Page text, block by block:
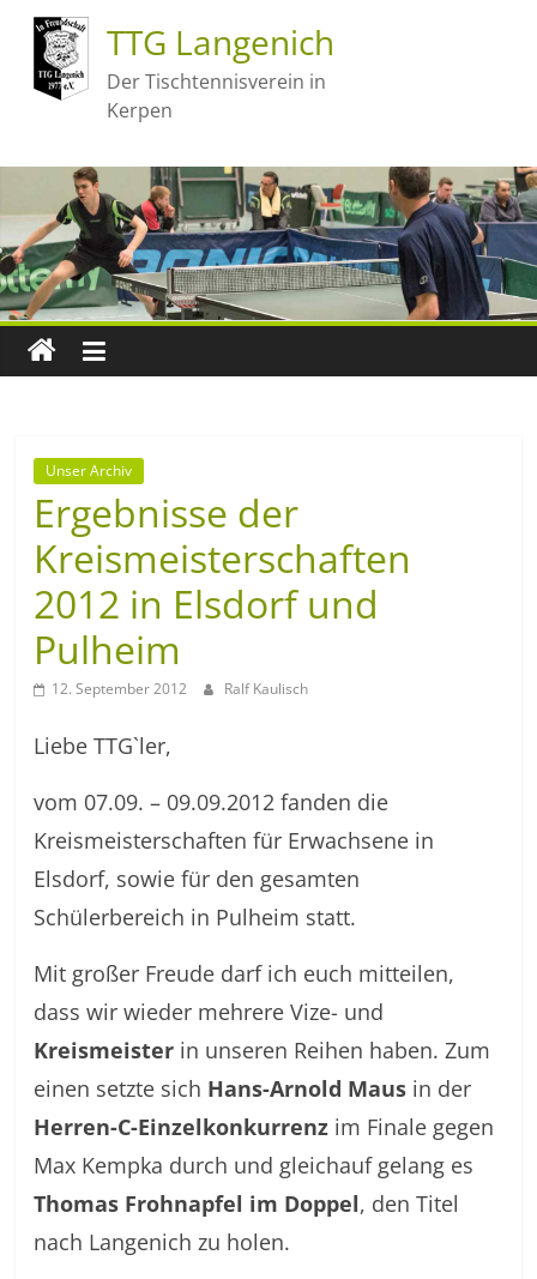
TTG Langenich
Der Tischtennisverein in
Kerpen
Unser Archiv
Ergebnisse der
Kreismeisterschaften
2012 in Elsdorf und
Pulheim
12. September 2012 Ralf Kaulisch
Liebe TTG`ler,
vom 07.09. – 09.09.2012 fanden die
Kreismeisterschaften für Erwachsene in
Elsdorf, sowie für den gesamten
Schülerbereich in Pulheim statt.
Mit großer Freude darf ich euch mitteilen,
dass wir wieder mehrere Vize- und
Kreismeister in unseren Reihen haben. Zum
einen setzte sich Hans-Arnold Maus in der
Herren-C-Einzelkonkurrenz im Finale gegen
Max Kempka durch und gleichauf gelang es
Thomas Frohnapfel im Doppel, den Titel
nach Langenich zu holen.